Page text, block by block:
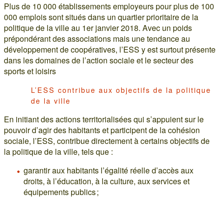
Plus de 10 000 établissements employeurs pour plus de 100
000 emplois sont situés dans un quartier prioritaire de la
politique de la ville au 1er janvier 2018. Avec un poids
prépondérant des associations mais une tendance au
développement de coopératives, l’ESS y est surtout présente
dans les domaines de l’action sociale et le secteur des
sports et loisirs
L’ESS contribue aux objectifs de la politique
de la ville
En initiant des actions territorialisées qui s’appuient sur le
pouvoir d’agir des habitants et participent de la cohésion
sociale, l’ESS, contribue directement à certains objectifs de
la politique de la ville, tels que :
garantir aux habitants l’égalité réelle d’accès aux
droits, à l’éducation, à la culture, aux services et
équipements publics ;